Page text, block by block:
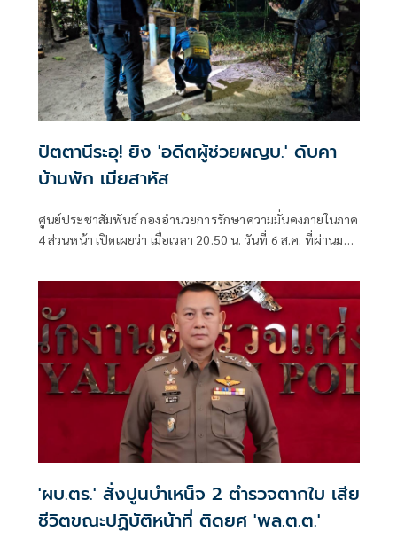
ปัตตานีระอุ! ยิง 'อดีตผู้ช่วยผญบ.' ดับคา
บ้านพัก เมียสาหัส
ศูนย์ประชาสัมพันธ์ กองอำนวยการรักษาความมั่นคงภายในภาค
4 ส่วนหน้า เปิดเผยว่า เมื่อเวลา 20.50 น. วันที่ 6 ส.ค. ที่ผ่านมา
อาแว อดีตผู้ช่วยผู้ใหญ่บ้านหมู่ที่ 5
'ผบ.ตร.' สั่งปูนบำเหน็จ 2 ตำรวจตากใบ เสีย
ชีวิตขณะปฏิบัติหน้าที่ ติดยศ 'พล.ต.ต.'